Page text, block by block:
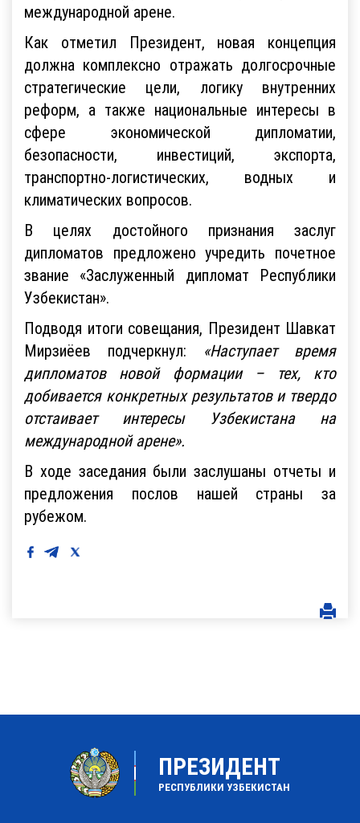
международной арене.
Как отметил Президент, новая концепция
должна комплексно отражать долгосрочные
стратегические цели, логику внутренних
реформ, а также национальные интересы в
сфере экономической дипломатии,
безопасности, инвестиций, экспорта,
транспортно-логистических, водных и
климатических вопросов.
В целях достойного признания заслуг
дипломатов предложено учредить почетное
звание «Заслуженный дипломат Республики
Узбекистан».
Подводя итоги совещания, Президент Шавкат
Мирзиёев подчеркнул: «Наступает время
дипломатов новой формации – тех, кто
добивается конкретных результатов и твердо
отстаивает интересы Узбекистана на
международной арене».
В ходе заседания были заслушаны отчеты и
предложения послов нашей страны за
рубежом.
ПРЕЗИДЕНТ
РЕСПУБЛИКИ УЗБЕКИСТАН